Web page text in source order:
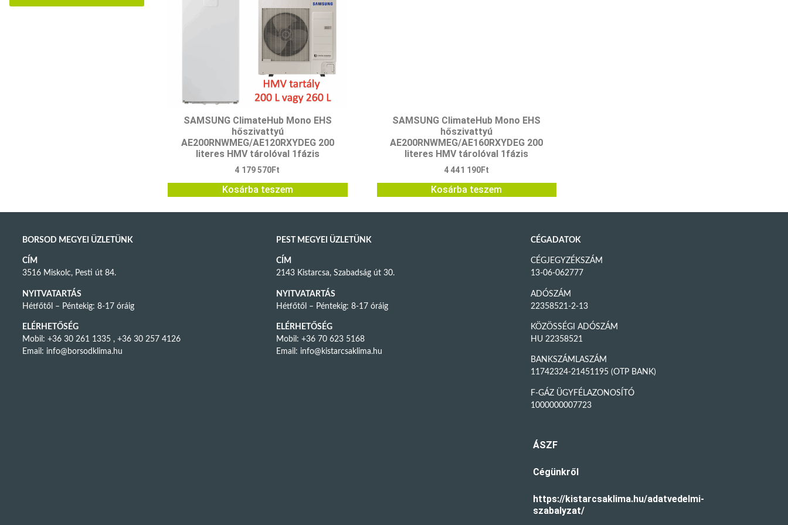
SAMSUNG ClimateHub Mono EHS
hőszivattyú
AE200RNWMEG/AE120RXYDEG 200
literes HMV tárolóval 1fázis
4 179 570Ft
Kosárba teszem
SAMSUNG ClimateHub Mono EHS
hőszivattyú
AE200RNWMEG/AE160RXYDEG 200
literes HMV tárolóval 1fázis
4 441 190Ft
Kosárba teszem
BORSOD MEGYEI ÜZLETÜNK
CÍM
3516 Miskolc, Pesti út 84.
NYITVATARTÁS
Hétfőtől – Péntekig: 8-17 óráig
ELÉRHETŐSÉG
Mobil: +36 30 261 1335 , +36 30 257 4126
Email: info@borsodklima.hu
PEST MEGYEI ÜZLETÜNK
CÍM
2143 Kistarcsa, Szabadság út 30.
NYITVATARTÁS
Hétfőtől – Péntekig: 8-17 óráig
ELÉRHETŐSÉG
Mobil: +36 70 623 5168
Email: info@kistarcsaklima.hu
CÉGADATOK
CÉGJEGYZÉKSZÁM
13-06-062777
ADÓSZÁM
22358521-2-13
KÖZÖSSÉGI ADÓSZÁM
HU 22358521
BANKSZÁMLASZÁM
11742324-21451195 (OTP BANK)
F-GÁZ ÜGYFÉLAZONOSÍTÓ
1000000007723
ÁSZF
Cégünkről
https://kistarcsaklima.hu/adatvedelmi-
szabalyzat/